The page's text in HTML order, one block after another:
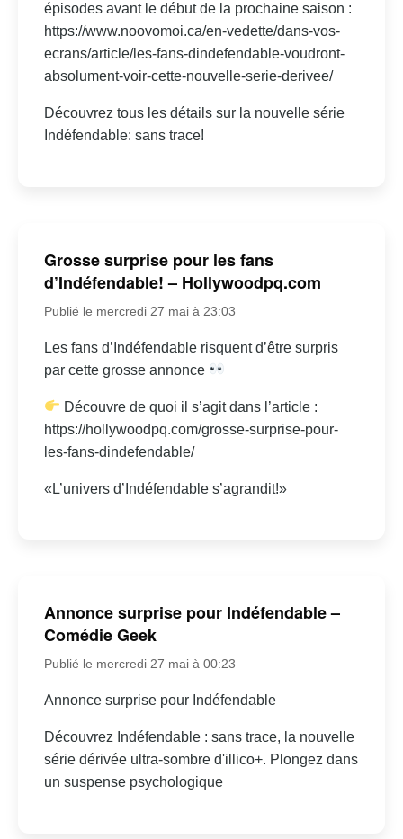
épisodes avant le début de la prochaine saison :
https://www.noovomoi.ca/en-vedette/dans-vos-
ecrans/article/les-fans-dindefendable-voudront-
absolument-voir-cette-nouvelle-serie-derivee/
Découvrez tous les détails sur la nouvelle série
Indéfendable: sans trace!
Grosse surprise pour les fans
d’Indéfendable! – Hollywoodpq.com
Publié le mercredi 27 mai à 23:03
Les fans d’Indéfendable risquent d’être surpris
par cette grosse annonce
Découvre de quoi il s’agit dans l’article :
https://hollywoodpq.com/grosse-surprise-pour-
les-fans-dindefendable/
«L’univers d’Indéfendable s’agrandit!»
Annonce surprise pour Indéfendable –
Comédie Geek
Publié le mercredi 27 mai à 00:23
Annonce surprise pour Indéfendable
Découvrez Indéfendable : sans trace, la nouvelle
série dérivée ultra-sombre d'illico+. Plongez dans
un suspense psychologique